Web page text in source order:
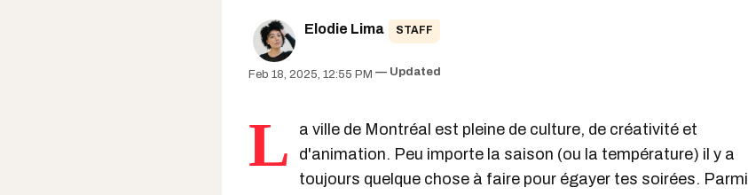
Elodie Lima STAFF
Feb 18, 2025, 12:55 PM Updated
L
a ville de Montréal est pleine de culture, de créativité et
d'animation. Peu importe la saison (ou la température) il y a
toujours quelque chose à faire pour égayer tes soirées. Parmi